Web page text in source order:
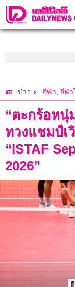
ข่าว กีฬา, กีฬา
“ตะกร้อหนุ่
ทวงแชมป์เ
“ISTAF
2026”